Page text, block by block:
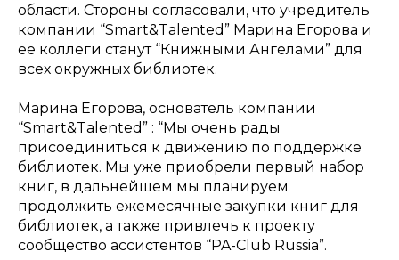
области. Стороны согласовали, что учредитель
компании “Smart&Talented” Марина Егорова и
ее коллеги станут “Книжными Ангелами” для
всех окружных библиотек.
Марина Егорова, основатель компании
“Smart&Talented” : “Мы очень рады
присоединиться к движению по поддержке
библиотек. Мы уже приобрели первый набор
книг, в дальнейшем мы планируем
продолжить ежемесячные закупки книг для
библиотек, а также привлечь к проекту
сообщество ассистентов “PA-Club Russia”.